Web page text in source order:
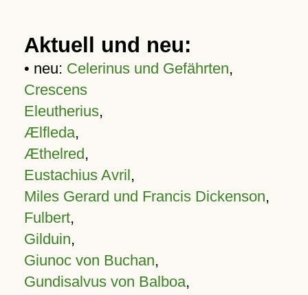
Aktuell und neu:
• neu: Celerinus und Gefährten,
Crescens
Eleutherius,
Ælfleda,
Æthelred,
Eustachius Avril,
Miles Gerard und Francis Dickenson,
Fulbert,
Gilduin,
Giunoc von Buchan,
Gundisalvus von Balboa,